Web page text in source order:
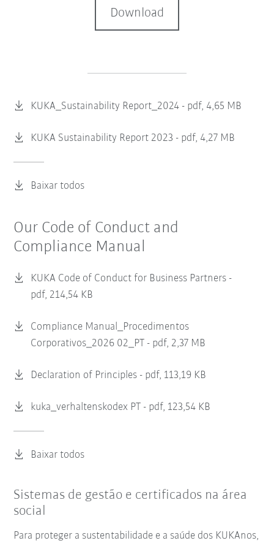
Download
KUKA_Sustainability Report_2024 - pdf, 4,65 MB
KUKA Sustainability Report 2023 - pdf, 4,27 MB
Baixar todos
Our Code of Conduct and
Compliance Manual
KUKA Code of Conduct for Business Partners -
pdf, 214,54 KB
Compliance Manual_Procedimentos
Corporativos_2026 02_PT - pdf, 2,37 MB
Declaration of Principles - pdf, 113,19 KB
kuka_verhaltenskodex PT - pdf, 123,54 KB
Baixar todos
Sistemas de gestão e certificados na área
social
Para proteger a sustentabilidade e a saúde dos KUKAnos,